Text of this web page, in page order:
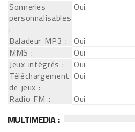
Sonneries
personnalisables
:
Oui
Baladeur MP3 : Oui
MMS :
Oui
Jeux intégrés :
Oui
Téléchargement
de jeux :
Oui
Radio FM :
Oui
MULTIMEDIA :